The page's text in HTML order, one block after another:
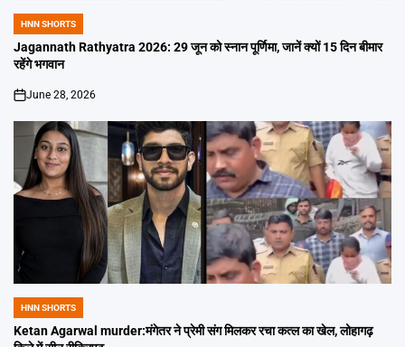
POSTED
IN
HNN SHORTS
Jagannath Rathyatra 2026: 29 जून को स्नान पूर्णिमा, जानें क्यों 15 दिन बीमार
रहेंगे भगवान
on
June 28, 2026
POSTED
IN
HNN SHORTS
Ketan Agarwal murder:मंगेतर ने प्रेमी संग मिलकर रचा कत्ल का खेल, लोहागढ़